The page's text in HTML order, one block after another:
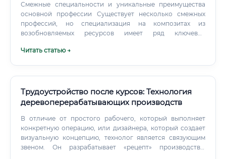
Смежные специальности и уникальные преимущества
основной профессии Существует несколько смежных
профессий, но специализация на композитах из
возобновляемых ресурсов имеет ряд ключевых
специальностей Почему специальность "Специалист по
областей, находясь при этом на острие прогресса.
Читать статью →
Трудоустройство после курсов: Технология
деревоперерабатывающих производств
В отличие от простого рабочего, который выполняет
конкретную операцию, или дизайнера, который создает
визуальную концепцию, технолог является связующим
звеном. Он разрабатывает «рецепт» производства: